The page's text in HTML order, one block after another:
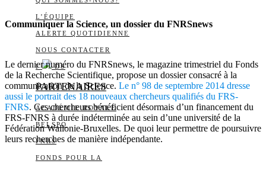
L’ÉQUIPE
ALERTE QUOTIDIENNE
NOUS CONTACTER
I DS
PARTENAIRES
ACADÉMIE ROYALE
BELSPO
FNRS
FONDS POUR LA
Communiquer la Science, un dossier du FNRSnews
Le dernier numéro du FNRSnews, le magazine trimestriel du Fonds
de la Recherche Scientifique, propose un dossier consacré à la
communication de la Science. Le n° 98 de septembre 2014 dresse
aussi le portrait des 18 nouveaux chercheurs qualifiés du FRS-
FNRS. Ces chercheurs bénéficient désormais d’un financement du
FRS-FNRS à durée indéterminée au sein d’une université de la
Fédération Wallonie-Bruxelles. De quoi leur permettre de poursuivre
leurs recherches de manière indépendante.